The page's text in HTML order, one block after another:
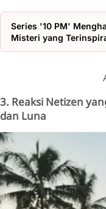
Series '10 PM'
Misteri yang
3. Reaksi Netizen
dan Luna